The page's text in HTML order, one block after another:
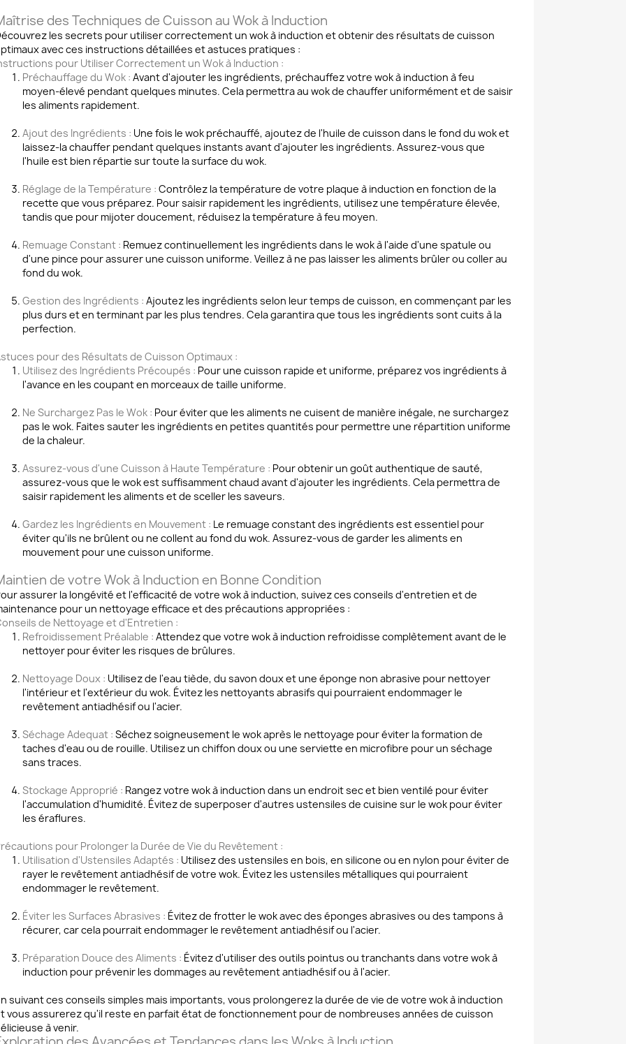
des Techniques de Cuisson au Wok à Induction
les secrets pour utiliser correctement un wok à induction et obtenir des résultats de cuisson
avec ces instructions détaillées et astuces pratiques :
pour Utiliser Correctement un Wok à Induction :
Préchauffage du Wok : Avant d'ajouter les ingrédients, préchauffez votre wok à induction à feu
moyen-élevé pendant quelques minutes. Cela permettra au wok de chauffer uniformément et de saisir
les aliments rapidement.
Ajout des Ingrédients : Une fois le wok préchauffé, ajoutez de l'huile de cuisson dans le fond du wok et
laissez-la chauffer pendant quelques instants avant d'ajouter les ingrédients. Assurez-vous que
l'huile est bien répartie sur toute la surface du wok.
Réglage de la Température : Contrôlez la température de votre plaque à induction en fonction de la
recette que vous préparez. Pour saisir rapidement les ingrédients, utilisez une température élevée,
tandis que pour mijoter doucement, réduisez la température à feu moyen.
Remuage Constant : Remuez continuellement les ingrédients dans le wok à l'aide d'une spatule ou
d'une pince pour assurer une cuisson uniforme. Veillez à ne pas laisser les aliments brûler ou coller au
fond du wok.
Gestion des Ingrédients : Ajoutez les ingrédients selon leur temps de cuisson, en commençant par les
plus durs et en terminant par les plus tendres. Cela garantira que tous les ingrédients sont cuits à la
perfection.
pour des Résultats de Cuisson Optimaux :
Utilisez des Ingrédients Précoupés : Pour une cuisson rapide et uniforme, préparez vos ingrédients à
l'avance en les coupant en morceaux de taille uniforme.
Ne Surchargez Pas le Wok : Pour éviter que les aliments ne cuisent de manière inégale, ne surchargez
pas le wok. Faites sauter les ingrédients en petites quantités pour permettre une répartition uniforme
de la chaleur.
Assurez-vous d'une Cuisson à Haute Température : Pour obtenir un goût authentique de sauté,
assurez-vous que le wok est suffisamment chaud avant d'ajouter les ingrédients. Cela permettra de
saisir rapidement les aliments et de sceller les saveurs.
Gardez les Ingrédients en Mouvement : Le remuage constant des ingrédients est essentiel pour
éviter qu'ils ne brûlent ou ne collent au fond du wok. Assurez-vous de garder les aliments en
mouvement pour une cuisson uniforme.
de votre Wok à Induction en Bonne Condition
assurer la longévité et l'efficacité de votre wok à induction, suivez ces conseils d'entretien et de
pour un nettoyage efficace et des précautions appropriées :
de Nettoyage et d'Entretien :
Refroidissement Préalable : Attendez que votre wok à induction refroidisse complètement avant de le
nettoyer pour éviter les risques de brûlures.
Nettoyage Doux : Utilisez de l'eau tiède, du savon doux et une éponge non abrasive pour nettoyer
l'intérieur et l'extérieur du wok. Évitez les nettoyants abrasifs qui pourraient endommager le
revêtement antiadhésif ou l'acier.
Séchage Adequat : Séchez soigneusement le wok après le nettoyage pour éviter la formation de
taches d'eau ou de rouille. Utilisez un chiffon doux ou une serviette en microfibre pour un séchage
sans traces.
Stockage Approprié : Rangez votre wok à induction dans un endroit sec et bien ventilé pour éviter
l'accumulation d'humidité. Évitez de superposer d'autres ustensiles de cuisine sur le wok pour éviter
les éraflures.
pour Prolonger la Durée de Vie du Revêtement :
Utilisation d'Ustensiles Adaptés : Utilisez des ustensiles en bois, en silicone ou en nylon pour éviter de
rayer le revêtement antiadhésif de votre wok. Évitez les ustensiles métalliques qui pourraient
endommager le revêtement.
Éviter les Surfaces Abrasives : Évitez de frotter le wok avec des éponges abrasives ou des tampons à
récurer, car cela pourrait endommager le revêtement antiadhésif ou l'acier.
Préparation Douce des Aliments : Évitez d'utiliser des outils pointus ou tranchants dans votre wok à
induction pour prévenir les dommages au revêtement antiadhésif ou à l'acier.
suivant ces conseils simples mais importants, vous prolongerez la durée de vie de votre wok à induction
vous assurerez qu'il reste en parfait état de fonctionnement pour de nombreuses années de cuisson
à venir.